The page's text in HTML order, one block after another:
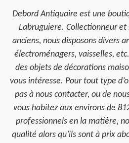
Debord Antiquaire est une
Labruguiere. Collectionneur
anciens, nous disposons divers
électroménagers, vaisselles,
des objets de décorations
vous intéresse. Pour tout type
pas à nous contacter, ou de
vous habitez aux environs de
professionnels en la matière,
qualité alors qu’ils sont à prix